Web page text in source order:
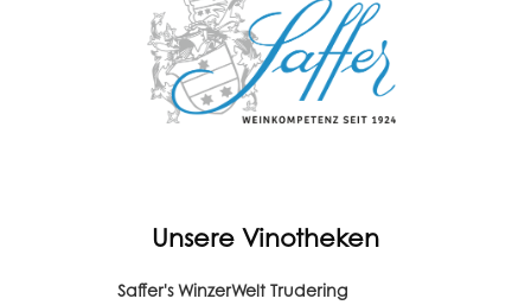
Unsere Vinotheken
Saffer's WinzerWelt Trudering